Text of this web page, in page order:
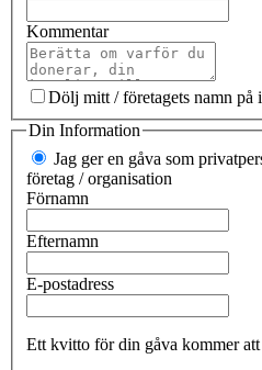
Kommentar
Dölj mitt / företagets namn på
Din Information
Jag ger en gåva som
företag / organisation
Förnamn
Efternamn
E-postadress
Ett kvitto för din gåva kommer